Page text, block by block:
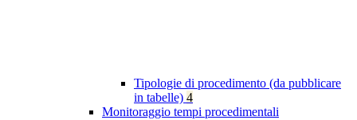
Tipologie di procedimento (da pubblicare
in tabelle) 4
Monitoraggio tempi procedimentali